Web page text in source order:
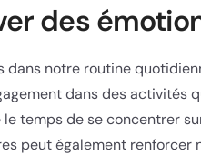
des
dans notre routine
dans des activités
temps de se concentrer
peut également